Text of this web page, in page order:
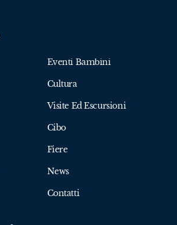
Eventi Bambini
Cultura
Visite Ed Escursioni
Cibo
Fiere
News
Contatti